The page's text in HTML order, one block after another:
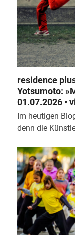
residence
Yotsumoto:
01.07.2026 •
Im heutigen
denn die